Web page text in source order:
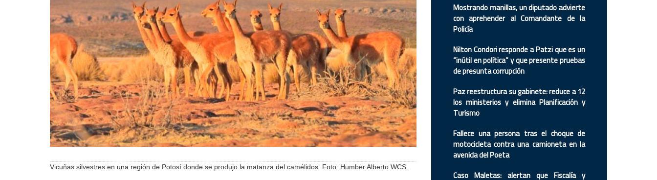
Vicuñas silvestres en una región de Potosí donde se produjo la matanza del camélidos. Foto: Humber Alberto WCS.
Mostrando manillas, un diputado advierte
con aprehender al Comandante de la
Policía
Nilton Condori responde a Patzi que es un
“inútil en política” y que presente pruebas
de presunta corrupción
Paz reestructura su gabinete: reduce a 12
los ministerios y elimina Planificación y
Turismo
Fallece una persona tras el choque de
motocicleta contra una camioneta en la
avenida del Poeta
Caso Maletas: alertan que Fiscalía y